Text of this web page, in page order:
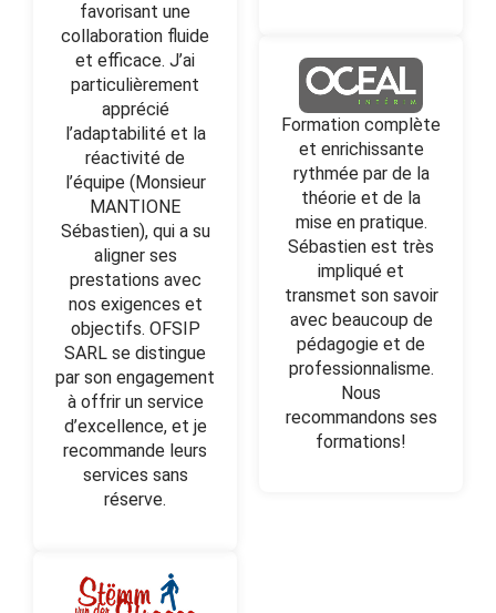
favorisant une
collaboration fluide
et efficace. J’ai
particulièrement
apprécié
l’adaptabilité et la
réactivité de
l’équipe (Monsieur
MANTIONE
Sébastien), qui a su
aligner ses
prestations avec
nos exigences et
objectifs. OFSIP
SARL se distingue
par son engagement
à offrir un service
d’excellence, et je
recommande leurs
services sans
réserve.
Formation complète
et enrichissante
rythmée par de la
théorie et de la
mise en pratique.
Sébastien est très
impliqué et
transmet son savoir
avec beaucoup de
pédagogie et de
professionnalisme.
Nous
recommandons ses
formations!